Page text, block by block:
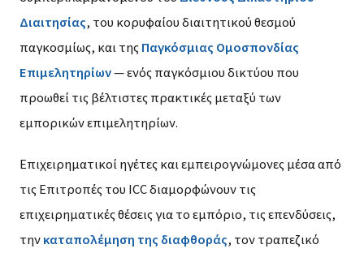
Διαιτησίας, του κορυφαίου διαιτητικού θεσμού
παγκοσμίως, και τηςΠαγκόσμιας Ομοσπονδίας
Επιμελητηρίων— ενός παγκόσμιου δικτύου που
προωθεί τις βέλτιστες πρακτικές μεταξύ των
εμπορικών επιμελητηρίων.
Επιχειρηματικοί ηγέτες και εμπειρογνώμονες μέσα από
τις Επιτροπές του ICC διαμορφώνουν τις
επιχειρηματικές θέσεις για το εμπόριο, τις επενδύσεις,
τηνκαταπολέμηση της διαφθοράς, τον τραπεζικό